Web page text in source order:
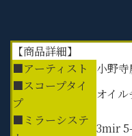
【商品詳細】
■アーティスト
小野
■スコープタイ
プ
オイル
■ミラーシステ
3mir